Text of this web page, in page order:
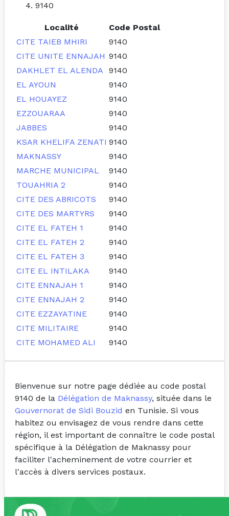
9140
Localité
Code Postal
CITE TAIEB MHIRI
9140
CITE UNITE ENNAJAH 9140
DAKHLET EL ALENDA
9140
EL AYOUN
9140
EL HOUAYEZ
9140
EZZOUARAA
9140
JABBES
9140
KSAR KHELIFA ZENATI 9140
MAKNASSY
9140
MARCHE MUNICIPAL
9140
TOUAHRIA 2
9140
CITE DES ABRICOTS
9140
CITE DES MARTYRS
9140
CITE EL FATEH 1
9140
CITE EL FATEH 2
9140
CITE EL FATEH 3
9140
CITE EL INTILAKA
9140
CITE ENNAJAH 1
9140
CITE ENNAJAH 2
9140
CITE EZZAYATINE
9140
CITE MILITAIRE
9140
CITE MOHAMED ALI
9140
Bienvenue sur notre page dédiée au code postal
9140 de la Délégation de Maknassy, située dans le
Gouvernorat de Sidi Bouzid en Tunisie. Si vous
habitez ou envisagez de vous rendre dans cette
région, il est important de connaître le code postal
spécifique à la Délégation de Maknassy pour
faciliter l'acheminement de votre courrier et
l'accès à divers services postaux.